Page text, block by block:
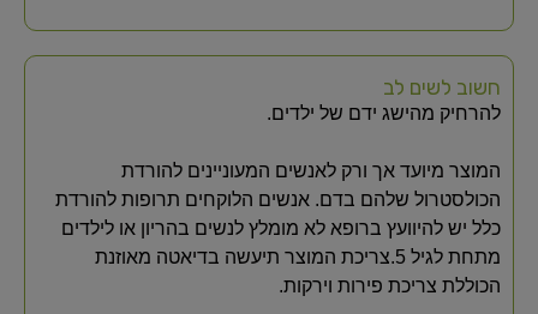
חשוב לשים לב
להרחיק מהישג ידם של ילדים.
המוצר מיועד אך ורק לאנשים המעוניינים להורדת
הכולסטרול שלהם בדם. אנשים הלוקחים תרופות להורדת
כלל יש להיוועץ ברופא לא מומלץ לנשים בהריון או לילדים
מתחת לגיל 5.צריכת המוצר תיעשה בדיאטה מאוזנת
הכוללת צריכת פירות וירקות.